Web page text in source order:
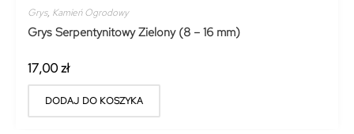
Grys, Kamień Ogrodowy
Grys Serpentynitowy Zielony (8 – 16 mm)
17,00zł
DODAJ DO KOSZYKA